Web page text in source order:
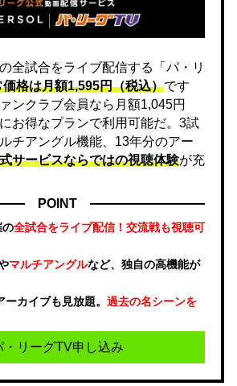
全試合をライブ配信する「パ・リ
価格は月額1,595円（税込）です
ンクラブ会員なら月額1,045円
お得なプランで利用可能だ。3試
チアングル機能、13年分のアー
サービスならではの視聴体験が充
POINT
全試合をライブ配信！交流戦も視聴可
マルチアングルなど、独自の高機能が
カイブも見放題。 過去の名シーンを
・リーグTV申し込み